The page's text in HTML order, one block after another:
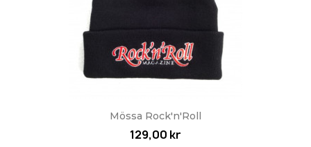
Mössa Rock'n'Roll
129,00 kr